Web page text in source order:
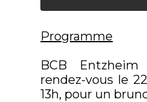
Programme
BCB
rendez-vous le
13h, pour un